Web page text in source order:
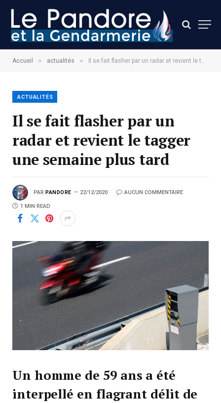
Accueil » actualités » Il se fait flasher par un radar et revient le tagger une semaine plus tard
ACTUALITÉS
Il se fait flasher par un
radar et revient le tagger
une semaine plus tard
PAR PANDORE 22/12/2020 AUCUN COMMENTAIRE
1 MIN READ
Un homme de 59 ans a été
interpellé en flagrant délit de